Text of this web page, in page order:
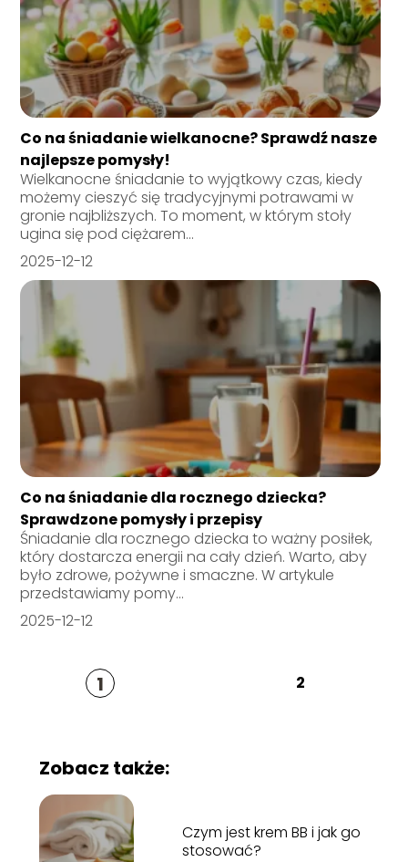
Co na śniadanie wielkanocne? Sprawdź nasze
najlepsze pomysły!
Wielkanocne śniadanie to wyjątkowy czas, kiedy
możemy cieszyć się tradycyjnymi potrawami w
gronie najbliższych. To moment, w którym stoły
ugina się pod ciężarem...
2025-12-12
Co na śniadanie dla rocznego dziecka?
Sprawdzone pomysły i przepisy
Śniadanie dla rocznego dziecka to ważny posiłek,
który dostarcza energii na cały dzień. Warto, aby
było zdrowe, pożywne i smaczne. W artykule
przedstawiamy pomy...
2025-12-12
1 2
Zobacz także:
Czym jest krem BB i jak go
stosować?